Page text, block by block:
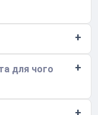
для чого